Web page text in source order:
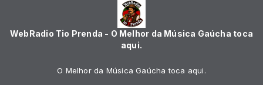
WebRadio Tio Prenda - O Melhor da Música Gaúcha toca
aqui.
O Melhor da Música Gaúcha toca aqui.